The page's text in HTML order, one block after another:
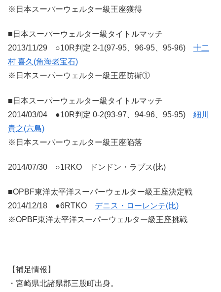
※日本スーパーウェルター級王座獲得
■日本スーパーウェルター級タイトルマッチ
2013/11/29 ○10R判定 2-1(97-95、96-95、95-96) 十二
村 喜久(角海老宝石)
※日本スーパーウェルター級王座防衛①
■日本スーパーウェルター級タイトルマッチ
2014/03/04 ●10R判定 0-2(93-97、94-96、95-95) 細川
貴之(六島)
※日本スーパーウェルター級王座陥落
2014/07/30 ○1RKO ドンドン・ラプス(比)
■OPBF東洋太平洋スーパーウェルター級王座決定戦
2014/12/18 ●6RTKO デニス・ローレンテ(比)
※OPBF東洋太平洋スーパーウェルター級王座挑戦
【補足情報】
・宮崎県北諸県郡三股町出身。